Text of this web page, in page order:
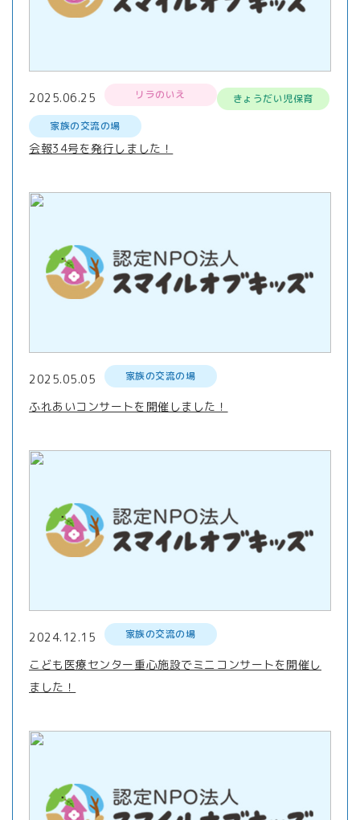
2025.06.25 リラのいえ
きょうだい児保育
家族の交流の場
会報34号を発行しました！
2025.05.05 家族の交流の場
ふれあいコンサートを開催しました！
2024.12.15 家族の交流の場
こども医療センター重心施設でミニコンサートを開催し
ました！